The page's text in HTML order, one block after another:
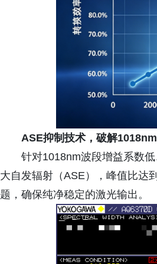
ASE抑制技术 ，破解
针对1018nm波段增益系数
大自发辐射（ASE），峰值比达
题，确保纯净稳定的激光输出。